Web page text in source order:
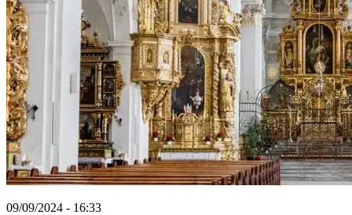
09/09/2024 - 16:33